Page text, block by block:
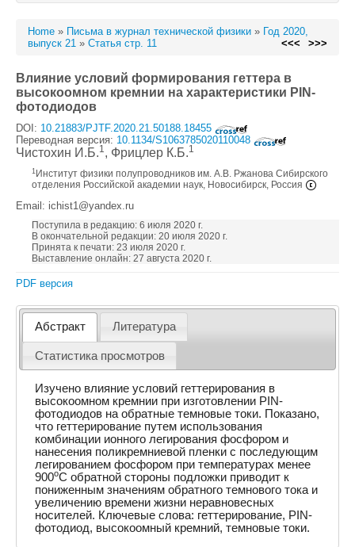
Home » Письма в журнал технической физики » Год 2020,
выпуск 21 » Статья стр. 11 <<< >>>
Влияние условий формирования геттера в
высокоомном кремнии на характеристики PIN-
фотодиодов
DOI: 10.21883/PJTF.2020.21.50188.18455
Переводная версия: 10.1134/S1063785020110048
Чистохин И.Б.1, Фрицлер К.Б.1
1 Институт физики полупроводников им. А.В. Ржанова Сибирского
отделения Российской академии наук, Новосибирск, Россия
Email: ichist1@yandex.ru
Поступила в редакцию: 6 июля 2020 г.
В окончательной редакции: 20 июля 2020 г.
Принята к печати: 23 июля 2020 г.
Выставление онлайн: 27 августа 2020 г.
PDF версия
Абстракт Литература
Статистика просмотров
Изучено влияние условий геттерирования в
высокоомном кремнии при изготовлении PIN-
фотодиодов на обратные темновые токи. Показано,
что геттерирование путем использования
комбинации ионного легирования фосфором и
нанесения поликремниевой пленки с последующим
легированием фосфором при температурах менее
900oС обратной стороны подложки приводит к
пониженным значениям обратного темнового тока и
увеличению времени жизни неравновесных
носителей. Ключевые слова: геттерирование, PIN-
фотодиод, высокоомный кремний, темновые токи.